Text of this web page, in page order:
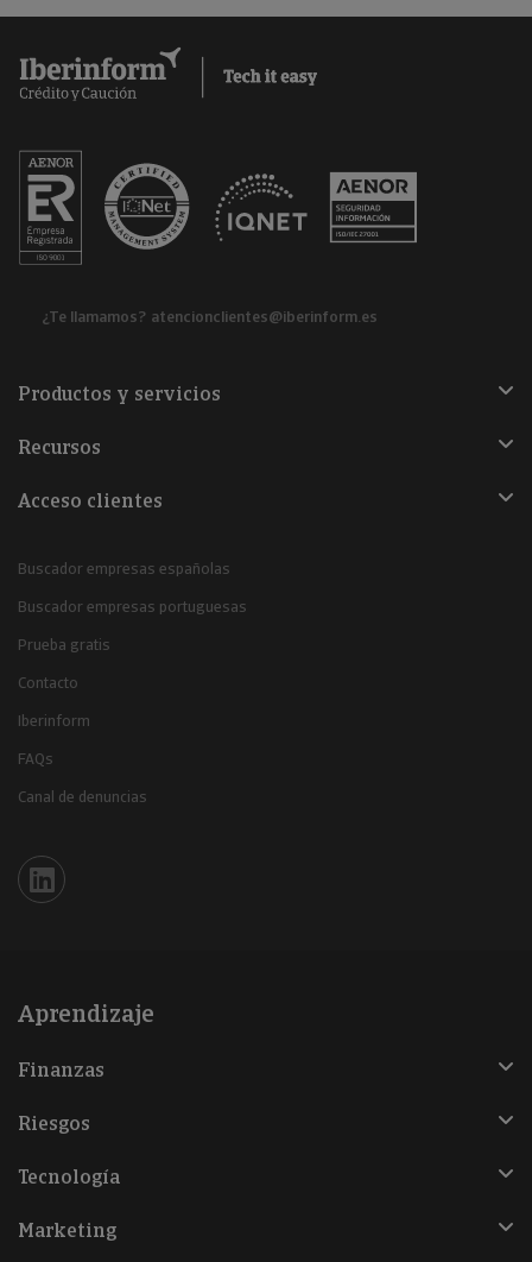
¿Te llamamos? atencionclientes@iberinform.es
Productos y servicios
Recursos
Acceso clientes
Buscador empresas españolas
Buscador empresas portuguesas
Prueba gratis
Contacto
Iberinform
FAQs
Canal de denuncias
Iberinform en Linkedin
Aprendizaje
Finanzas
Riesgos
Tecnología
Marketing